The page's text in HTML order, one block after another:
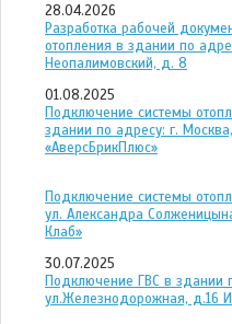
28.04.2026
Разработка рабочей
отопления в здании по
Неопалимовский, д. 8
01.08.2025
Подключение системы
здании по адресу: г.
«АверсБрикПлюс»
Подключение системы
ул. Александра
Клаб»
30.07.2025
Подключение ГВС в здании
ул.Железнодорожная, д.16